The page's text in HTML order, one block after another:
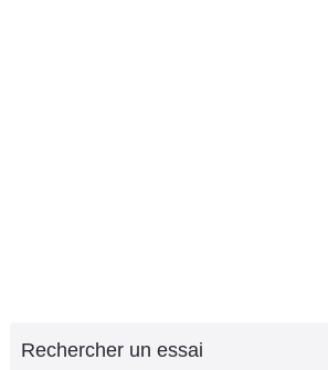
Rechercher un essai